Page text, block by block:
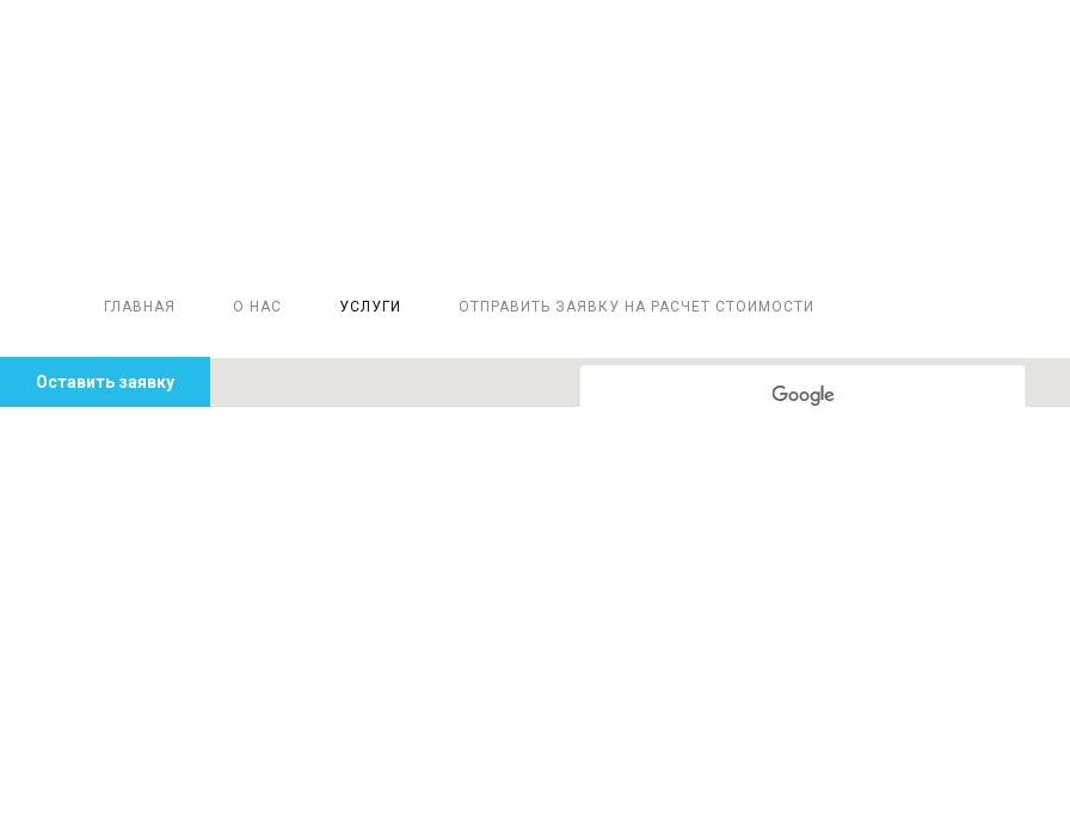
ГЛАВНАЯ О НАС УСЛУГИ ОТПРАВИТЬ ЗАЯВКУ НА РАСЧЕТ СТОИМОСТИ
Оставить заявку